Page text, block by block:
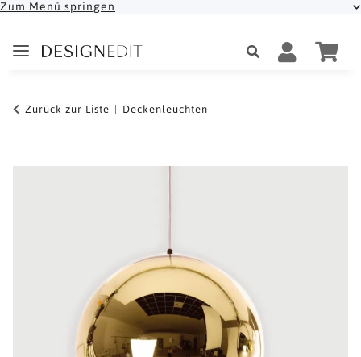
Zum Menü springen
Zurück zur Liste Deckenleuchten